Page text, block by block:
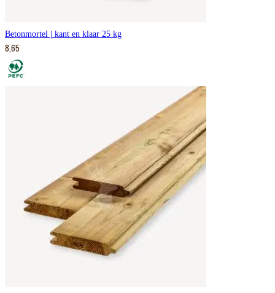
Betonmortel | kant en klaar 25 kg
8,65